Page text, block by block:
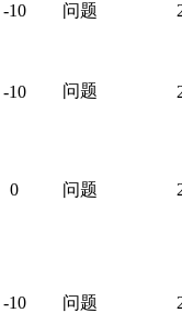
-10 问题
-10 问题
0 问题
-10 问题